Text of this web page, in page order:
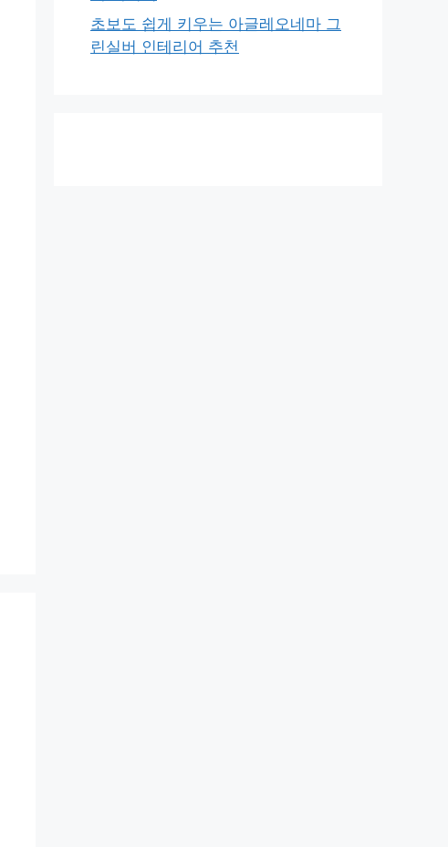
초보도 쉽게 키우는 아글레오네마 그
린실버 인테리어 추천